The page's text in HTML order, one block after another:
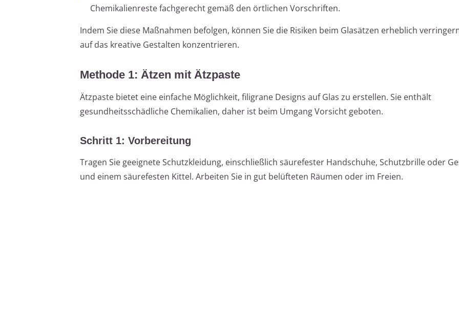
Chemikalienreste fachgerecht gemäß den örtlichen Vorschriften.
Indem Sie diese Maßnahmen befolgen, können Sie die Risiken beim Glasätzen erheblich
auf das kreative Gestalten konzentrieren.
Methode 1: Ätzen mit Ätzpaste
Ätzpaste bietet eine einfache Möglichkeit, filigrane Designs auf Glas zu erstellen. Sie enthält
gesundheitsschädliche Chemikalien, daher ist beim Umgang Vorsicht geboten.
Schritt 1: Vorbereitung
Tragen Sie geeignete Schutzkleidung, einschließlich säurefester Handschuhe, Schutzbrille oder
und einem säurefesten Kittel. Arbeiten Sie in gut belüfteten Räumen oder im Freien.